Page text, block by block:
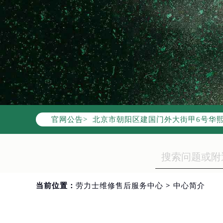
官网公告>
2026年8月劳力士中国区售后服务网
2026年8月劳力士全国官方售后客户
劳力士官方全国统一服务热线400-
2026年8月劳力士售后服务中心最新
北京市朝阳区建国门外大街甲6号华
上海市徐汇区虹桥路3号港汇中心写
南京市秦淮区中山南路1号（新街口
当前位置： 劳力士维修售后服务中心 > 中心简介